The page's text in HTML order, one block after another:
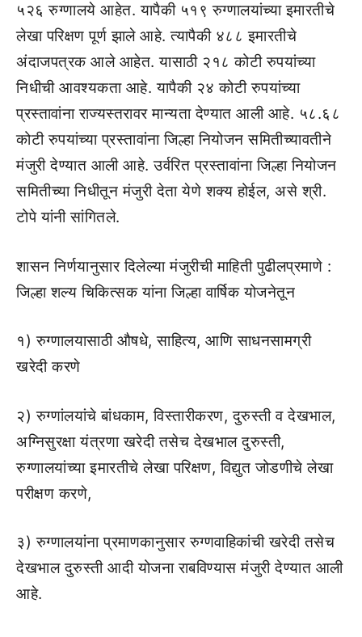
५२६ रुग्णालये आहेत. यापैकी ५१९ रुग्णालयांच्या इमारतीचे
लेखा परिक्षण पूर्ण झाले आहे. त्यापैकी ४८८ इमारतीचे
अंदाजपत्रक आले आहेत. यासाठी २१८ कोटी रुपयांच्या
निधीची आवश्यकता आहे. यापैकी २४ कोटी रुपयांच्या
प्रस्तावांना राज्यस्तरावर मान्यता देण्यात आली आहे. ५८.६८
कोटी रुपयांच्या प्रस्तावांना जिल्हा नियोजन समितीच्यावतीने
मंजुरी देण्यात आली आहे. उर्वरित प्रस्तावांना जिल्हा नियोजन
समितीच्या निधीतून मंजुरी देता येणे शक्य होईल, असे श्री.
टोपे यांनी सांगितले.
शासन निर्णयानुसार दिलेल्या मंजुरीची माहिती पुढीलप्रमाणे :
जिल्हा शल्य चिकित्सक यांना जिल्हा वार्षिक योजनेतून
१) रुग्णालयासाठी औषधे, साहित्य, आणि साधनसामग्री
खरेदी करणे
२) रुग्णांलयांचे बांधकाम, विस्तारीकरण, दुरुस्ती व देखभाल,
अग्निसुरक्षा यंत्रणा खरेदी तसेच देखभाल दुरुस्ती,
रुग्णालयांच्या इमारतीचे लेखा परिक्षण, विद्युत जोडणीचे लेखा
परीक्षण करणे,
३) रुग्णालयांना प्रमाणकानुसार रुग्णवाहिकांची खरेदी तसेच
देखभाल दुरुस्ती आदी योजना राबविण्यास मंजुरी देण्यात आली
आहे.